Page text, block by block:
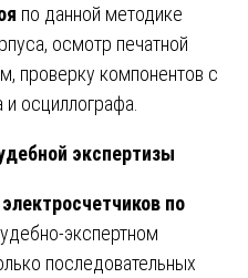
по данной методике
осмотр печатной
проверку компонентов с
осциллографа.
экспертизы
по
экспертном
последовательных